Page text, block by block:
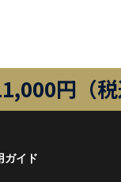
円（
ガイド